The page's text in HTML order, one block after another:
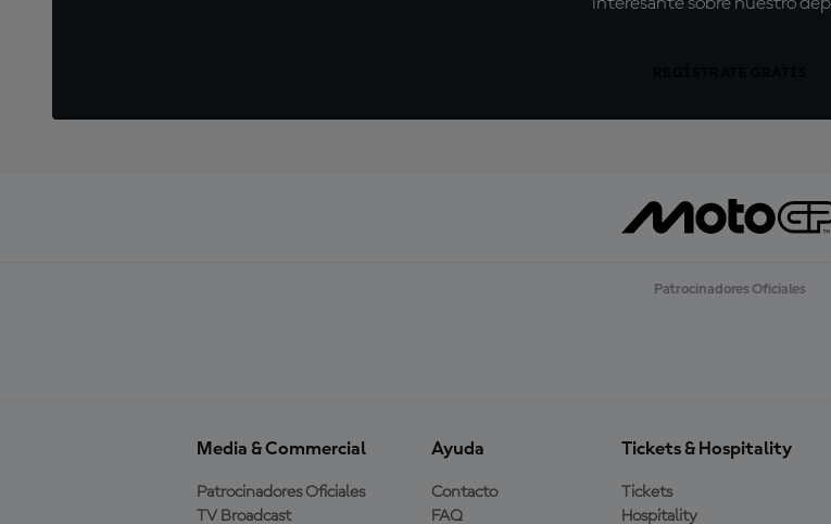
Patrocinadores Oficiales
Media & Commercial
Patrocinadores Oficiales
TV Broadcast
Ayuda
Contacto
FAQ
Tickets & Hospitality
Tickets
Hospitality